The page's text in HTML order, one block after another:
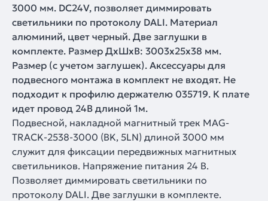
3000 мм. DC24V, позволяет диммировать
светильники по протоколу DALI. Материал
алюминий, цвет черный. Две заглушки в
комплекте. Размер ДxШxВ: 3003x25x38 мм.
Размер (с учетом заглушек). Аксессуары для
подвесного монтажа в комплект не входят. Не
подходит к профилю держателю 035719. К плате
идет провод 24В длиной 1м.
Подвесной, накладной магнитный трек MAG-
TRACK-2538-3000 (BK, 5LN) длиной 3000 мм
служит для фиксации передвижных магнитных
светильников. Напряжение питания 24 В.
Позволяет диммировать светильники по
протоколу DALI. Две заглушки в комплекте.